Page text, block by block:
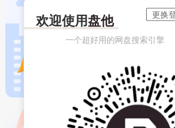
欢迎使用盘他
一个超好用的网盘搜索引擎